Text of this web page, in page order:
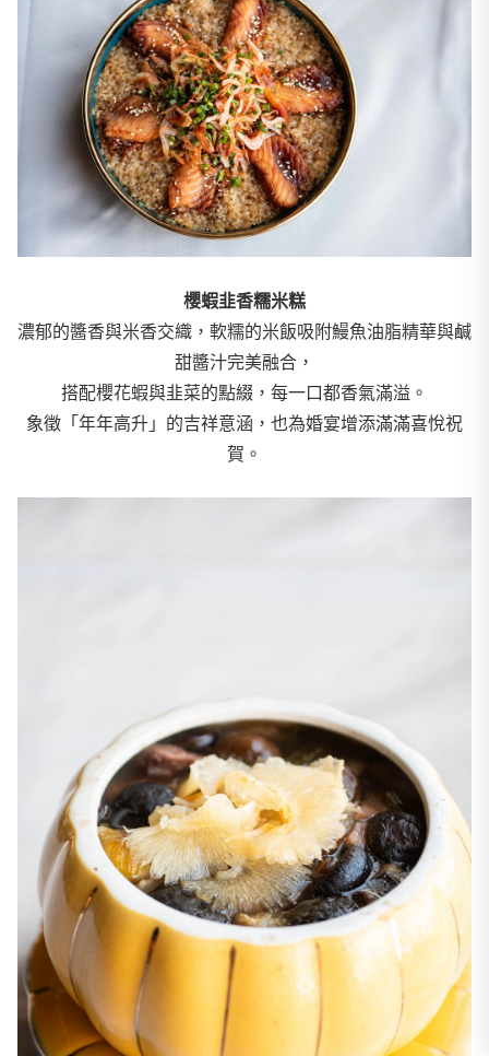
櫻蝦韭香糯米糕
濃郁的醬香與米香交織，軟糯的米飯吸附鰻魚油脂精華與鹹
甜醬汁完美融合，
搭配櫻花蝦與韭菜的點綴，每一口都香氣滿溢。
象徵「年年高升」的吉祥意涵，也為婚宴增添滿滿喜悅祝
賀。